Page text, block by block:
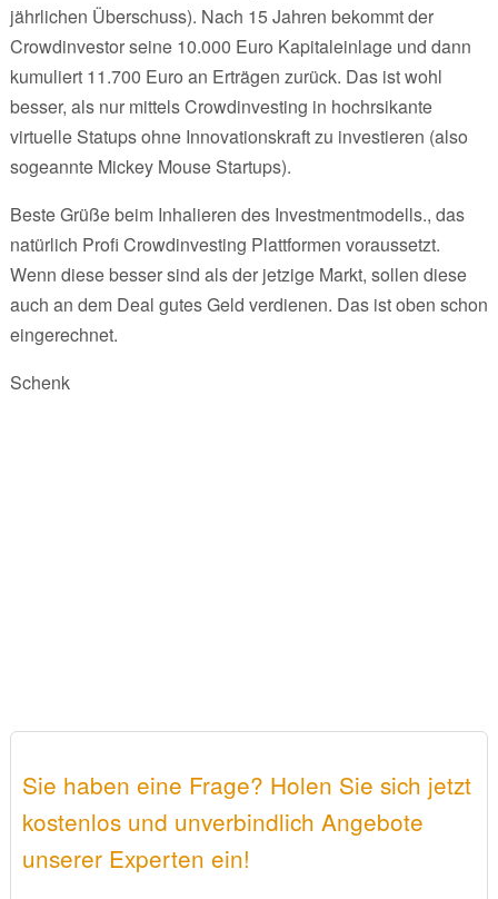
jährlichen Überschuss). Nach 15 Jahren bekommt der
Crowdinvestor seine 10.000 Euro Kapitaleinlage und dann
kumuliert 11.700 Euro an Erträgen zurück. Das ist wohl
besser, als nur mittels Crowdinvesting in hochrsikante
virtuelle Statups ohne Innovationskraft zu investieren (also
sogeannte Mickey Mouse Startups).
Beste Grüße beim Inhalieren des Investmentmodells., das
natürlich Profi Crowdinvesting Plattformen voraussetzt.
Wenn diese besser sind als der jetzige Markt, sollen diese
auch an dem Deal gutes Geld verdienen. Das ist oben schon
eingerechnet.
Schenk
Sie haben eine Frage? Holen Sie sich jetzt
kostenlos und unverbindlich Angebote
unserer Experten ein!